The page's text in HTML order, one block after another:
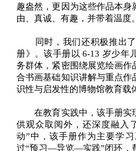
趣盎然，更因为这些作品本
由、真诚、有趣，并带着温度。
同时，我们还积极推出了
册》。该手册以 6-13 岁少年
务群体，紧密围绕展览绘画作
合书画基础知识讲解与重点作
识性与启发性的博物馆教育载
在教育实践中，该手册实
供观众取阅外，还深度融入
动”中，该手册作为主要学
过“预习—导览—实践”闭环，